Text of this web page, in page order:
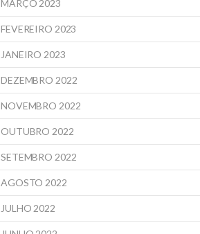
MARÇO 2023
FEVEREIRO 2023
JANEIRO 2023
DEZEMBRO 2022
NOVEMBRO 2022
OUTUBRO 2022
SETEMBRO 2022
AGOSTO 2022
JULHO 2022